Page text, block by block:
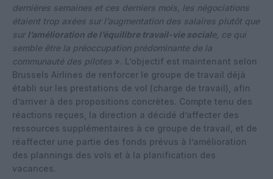
dernières semaines et ces derniers mois, les négociations
étaient trop axées sur l’augmentation des salaires plutôt que
sur l’amélioration de l’équilibre travail-vie sociale, ce qui
semble être la préoccupation prédominante de la
communauté des pilotes ». L’objectif est maintenant selon
Brussels Airlines de renforcer le groupe de travail déjà
établi sur les prestations de vol (charge de travail), afin
d’arriver à des propositions concrètes. Compte tenu des
réactions reçues, la direction a décidé d’affecter des
ressources supplémentaires à ce groupe de travail, et de
réaffecter une partie des fonds prévus à l’amélioration
des plannings des vols et à la planification des
vacances.